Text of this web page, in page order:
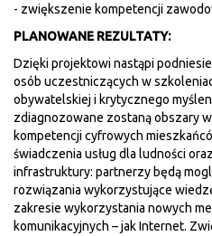
- zwiększenie kompetencji
PLANOWANE REZULTATY:
Dzięki projektowi nastąpi
osób uczestniczących w
obywatelskiej i krytycznego
zdiagnozowane zostaną obszary
kompetencji cyfrowych
świadczenia usług dla ludności
infrastruktury: partnerzy będą
rozwiązania wykorzystujące
zakresie wykorzystania nowych
komunikacyjnych – jak Internet.